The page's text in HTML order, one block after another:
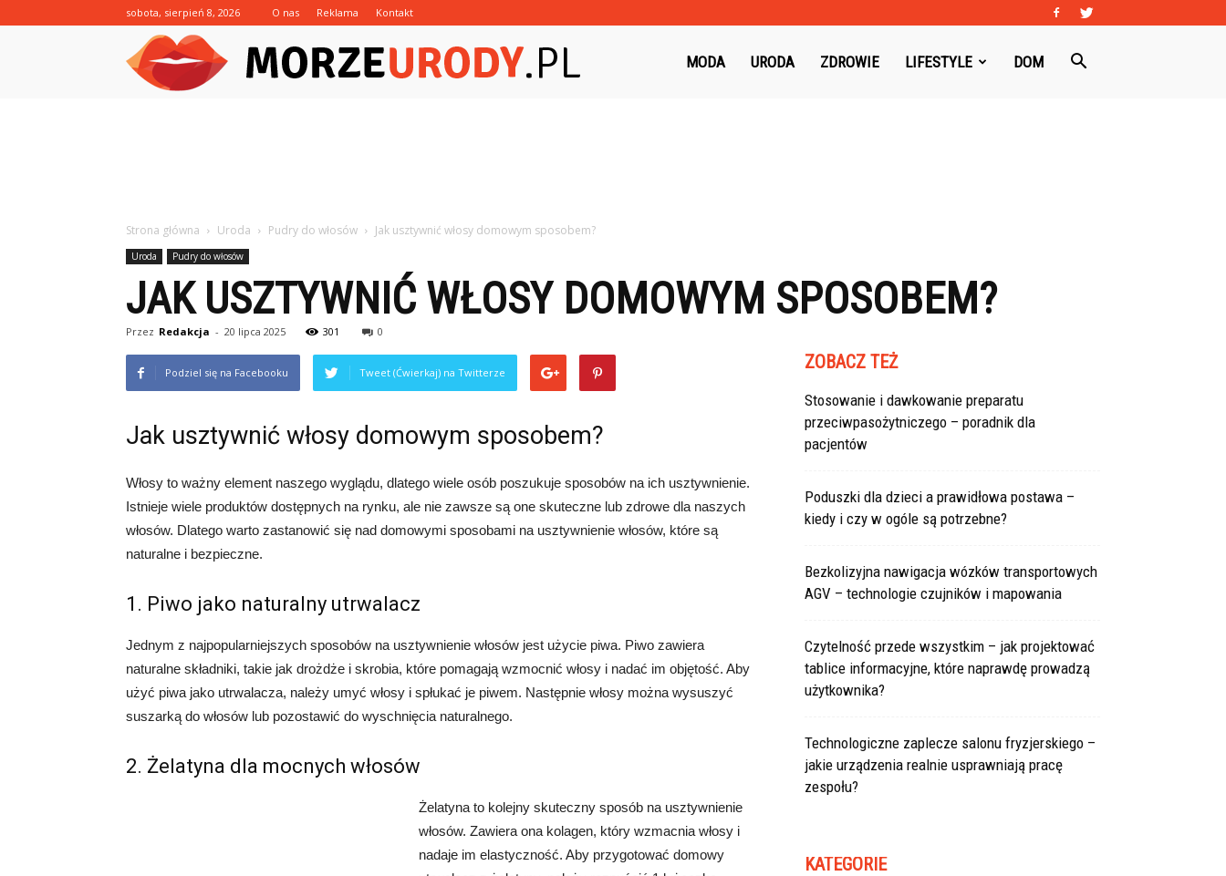
sobota, sierpień 8, 2026 O nas Reklama Kontakt
MODA URODA ZDROWIE LIFESTYLE DOM
Strona główna Uroda Pudry do włosów Jak usztywnić włosy domowym sposobem?
Uroda Pudry do włosów
JAK USZTYWNIĆ WŁOSY DOMOWYM SPOSOBEM?
Przez Redakcja - 20 lipca 2025 301 0
Podziel się na Facebooku Tweet (Ćwierkaj) na Twitterze
Jak usztywnić włosy domowym sposobem?
Włosy to ważny element naszego wyglądu, dlatego wiele osób poszukuje sposobów na ich usztywnienie.
Istnieje wiele produktów dostępnych na rynku, ale nie zawsze są one skuteczne lub zdrowe dla naszych
włosów. Dlatego warto zastanowić się nad domowymi sposobami na usztywnienie włosów, które są
naturalne i bezpieczne.
1. Piwo jako naturalny utrwalacz
Jednym z najpopularniejszych sposobów na usztywnienie włosów jest użycie piwa. Piwo zawiera
naturalne składniki, takie jak drożdże i skrobia, które pomagają wzmocnić włosy i nadać im objętość. Aby
użyć piwa jako utrwalacza, należy umyć włosy i spłukać je piwem. Następnie włosy można wysuszyć
suszarką do włosów lub pozostawić do wyschnięcia naturalnego.
2. Żelatyna dla mocnych włosów
Żelatyna to kolejny skuteczny sposób na usztywnienie
włosów. Zawiera ona kolagen, który wzmacnia włosy i
nadaje im elastyczność. Aby przygotować domowy
ZOBACZ TEŻ
Stosowanie i dawkowanie preparatu
przeciwpasożytniczego – poradnik dla
pacjentów
Poduszki dla dzieci a prawidłowa postawa –
kiedy i czy w ogóle są potrzebne?
Bezkolizyjna nawigacja wózków transportowych
AGV – technologie czujników i mapowania
Czytelność przede wszystkim – jak projektować
tablice informacyjne, które naprawdę prowadzą
użytkownika?
Technologiczne zaplecze salonu fryzjerskiego –
jakie urządzenia realnie usprawniają pracę
zespołu?
KATEGORIE